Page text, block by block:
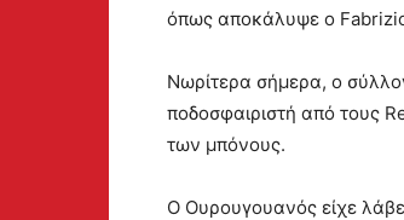
όπως αποκάλυψε ο
Νωρίτερα σήμερα, ο
ποδοσφαιριστή από τους
των μπόνους.
Ο Ουρουγουανός είχε